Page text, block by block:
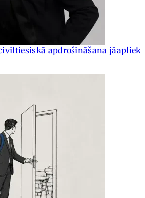
apdrošināšana jāapliek